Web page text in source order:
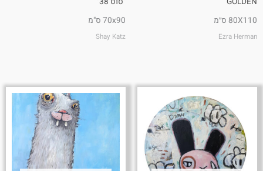
80X110 ס״מ
Ezra Herman
70x90 ס"מ
Shay Katz